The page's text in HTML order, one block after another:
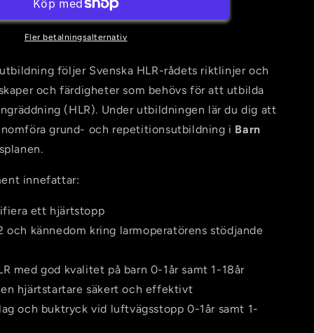
Instruktör
Utbildning
HLR
Fler betalningsalternativ
följer Svenska HLR-rådets riktlinjer och
och färdigheter som behövs för att utbilda
(HLR). Under utbildningen lär du dig att
grund- och repetitionsutbildning i Barn
innefattar:
ett hjärtstopp
och kännedom kring larmoperatörens stödjande
med god kvalitet på barn 0-1år samt 1-18år
hjärtstartare säkert och effektivt
och buktryck vid luftvägsstopp 0-1år samt 1-